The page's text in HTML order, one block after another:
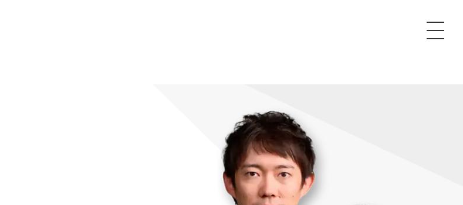
コンサルタント一覧
品質ガイドライン
社内コンペ
定額制Webマーケティング代行『マキトルくん』
定額制営業代行『カリトルくん』
定額制採用代行・RPO『トルトルくん』
営業改善特化の動画制作『動画でカリトルくん』
格安でAI導入支援『あいのりAI』
拡散付1日密着動画制作『まるごと社長』
1本無料で記事を制作『SEOトライアル』
定額制LP制作・改善『最強LP』